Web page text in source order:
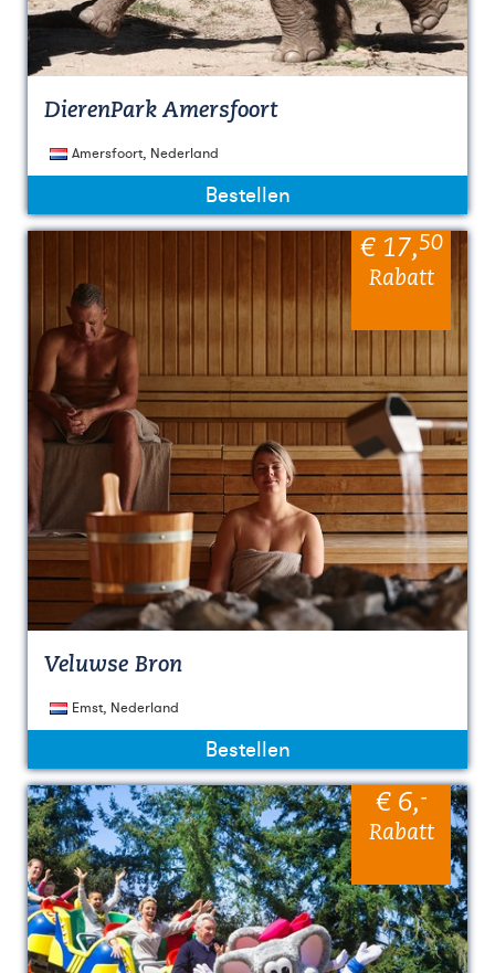
DierenPark Amersfoort
Amersfoort, Nederland
Bestellen
€ 17,50
Rabatt
Veluwse Bron
Emst, Nederland
Bestellen
€ 6,-
Rabatt